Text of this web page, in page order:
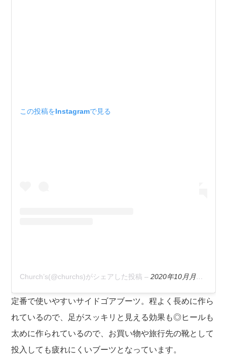
この投稿をInstagramで見る
Church’s(@churchs)がシェアした投稿 –2020年10月月6日午後3時25分PDT
定番で使いやすいサイドゴアブーツ。程よく長めに作ら
れているので、足がスッキリと見える効果も◎ヒールも
太めに作られているので、お買い物や旅行先の靴として
投入しても疲れにくいブーツとなっています。